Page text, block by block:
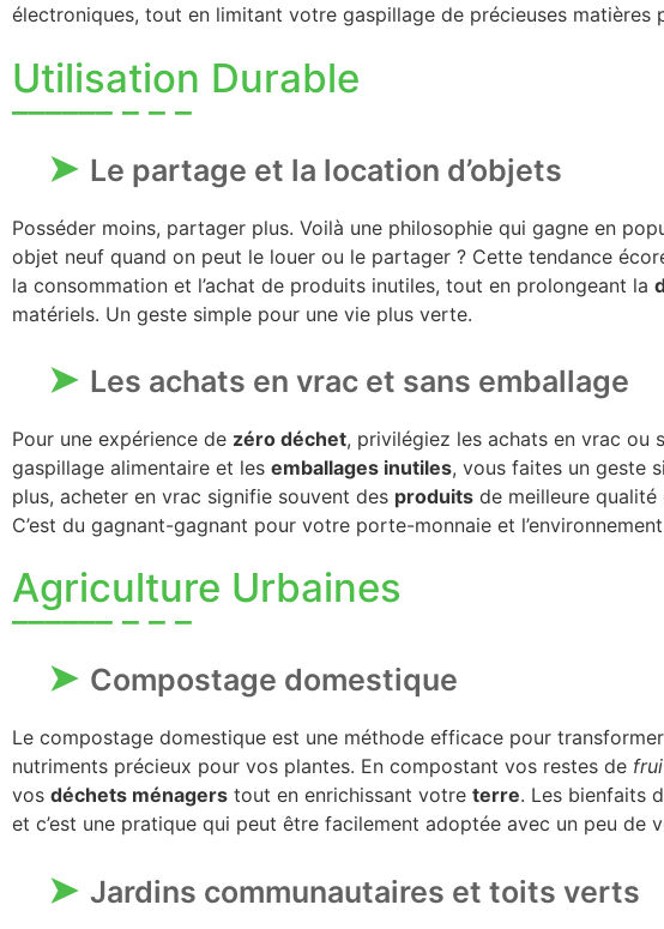
électroniques, tout en limitant votre gaspillage de précieuses matières
Utilisation Durable
Le partage et la location d’objets
Posséder moins, partager plus. Voilà une philosophie qui gagne en
objet neuf quand on peut le louer ou le partager ? Cette tendance
la consommation et l’achat de produits inutiles, tout en prolongeant la
matériels. Un geste simple pour une vie plus verte.
Les achats en vrac et sans emballage
Pour une expérience de zéro déchet, privilégiez les achats en vrac ou
gaspillage alimentaire et les emballages inutiles, vous faites un geste
plus, acheter en vrac signifie souvent des produits de meilleure
C’est du gagnant-gagnant pour votre porte-monnaie et
Agriculture Urbaines
Compostage domestique
Le compostage domestique est une méthode efficace pour
nutriments précieux pour vos plantes. En compostant vos restes de
vos déchets ménagers tout en enrichissant votre terre. Les bienfaits
et c’est une pratique qui peut être facilement adoptée avec un peu de
Jardins communautaires et toits verts